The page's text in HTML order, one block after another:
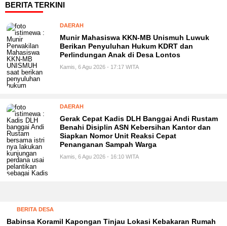
BERITA TERKINI
DAERAH
Munir Mahasiswa KKN-MB Unismuh Luwuk
Berikan Penyuluhan Hukum KDRT dan
Perlindungan Anak di Desa Lontos
Kamis, 6 Agu 2026 - 17:17 WITA
DAERAH
Gerak Cepat Kadis DLH Banggai Andi Rustam
Benahi Disiplin ASN Kebersihan Kantor dan
Siapkan Nomor Unit Reaksi Cepat
Penanganan Sampah Warga
Kamis, 6 Agu 2026 - 16:10 WITA
BERITA DESA
Babinsa Koramil Kapongan Tinjau Lokasi Kebakaran Rumah